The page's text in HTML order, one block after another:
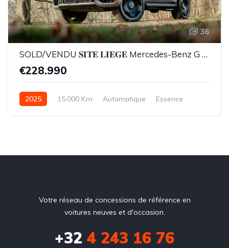
36
SOLD/VENDU 𝐒𝐈𝐓𝐄 𝐋𝐈𝐄𝐆𝐄 Mercedes-Benz G 63 AMG NEW2025*Maganite Grey*Carbon**FULLOPTIONS**
€228.990
2025 15.000 Km Automatique Essence
Votre réseau de concessions de référence en
voitures neuves et d'occasion.
+32 4 243 16 76